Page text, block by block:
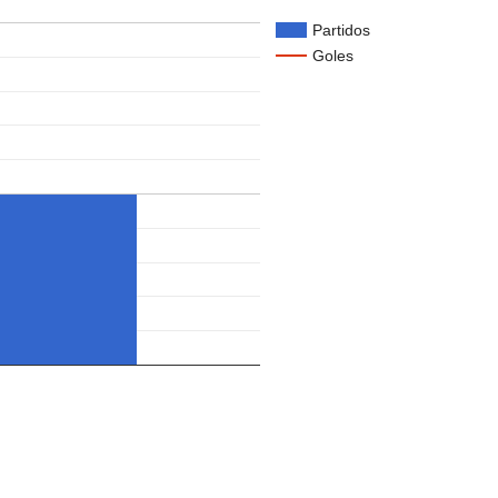
Partidos
Goles